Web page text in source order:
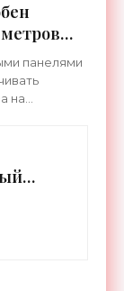
панелями
на
2 км